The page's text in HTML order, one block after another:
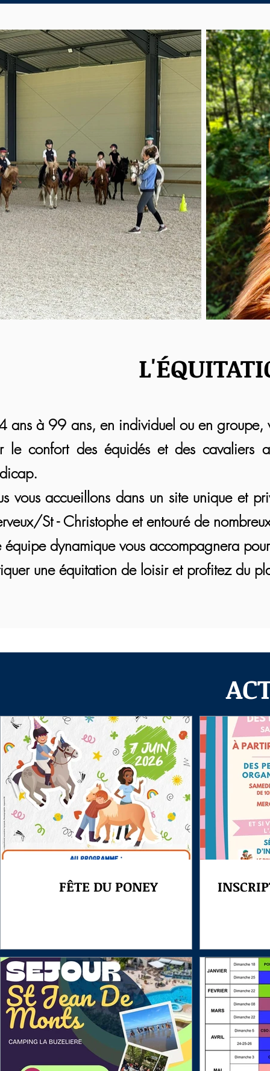
ans à 99 ans, en individuel ou en groupe,
le confort des équidés et des cavaliers
vous accueillons dans un site unique et
St - Christophe et entouré de
équipe dynamique vous accompagnera
une équitation de loisir et profitez du
FÊTE DU PONEY